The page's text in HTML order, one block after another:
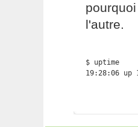
l'autre.
$ uptime
19:28:06 up